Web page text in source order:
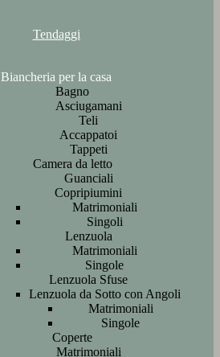
Tendaggi
Biancheria per la casa
Bagno
Asciugamani
Teli
Accappatoi
Tappeti
Camera da letto
Guanciali
Copripiumini
Matrimoniali
Singoli
Lenzuola
Matrimoniali
Singole
Lenzuola Sfuse
Lenzuola da Sotto con Angoli
Matrimoniali
Singole
Coperte
Matrimoniali